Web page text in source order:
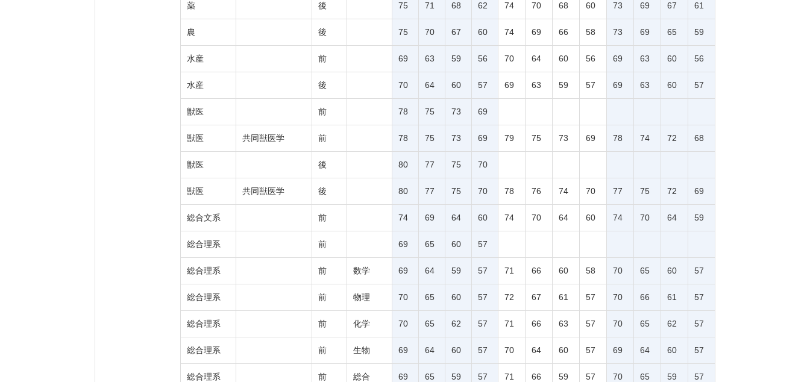
薬 後 75 71 68 62 74 70 68 60 73 69 67 61
農 後 75 70 67 60 74 69 66 58 73 69 65 59
水産 前 69 63 59 56 70 64 60 56 69 63 60 56
水産 後 70 64 60 57 69 63 59 57 69 63 60 57
獣医 前 78 75 73 69
獣医 共同獣医学 前 78 75 73 69 79 75 73 69 78 74 72 68
獣医 後 80 77 75 70
獣医 共同獣医学 後 80 77 75 70 78 76 74 70 77 75 72 69
総合文系 前 74 69 64 60 74 70 64 60 74 70 64 59
総合理系 前 69 65 60 57
総合理系 前 数学 69 64 59 57 71 66 60 58 70 65 60 57
総合理系 前 物理 70 65 60 57 72 67 61 57 70 66 61 57
総合理系 前 化学 70 65 62 57 71 66 63 57 70 65 62 57
総合理系 前 生物 69 64 60 57 70 64 60 57 69 64 60 57
総合理系 前 総合 69 65 59 57 71 66 59 57 70 65 59 57